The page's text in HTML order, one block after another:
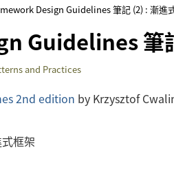
Design Guidelines 筆記 (2) : 漸進
Guidelines 筆
and Practices
2nd edition by Krzysztof
框架